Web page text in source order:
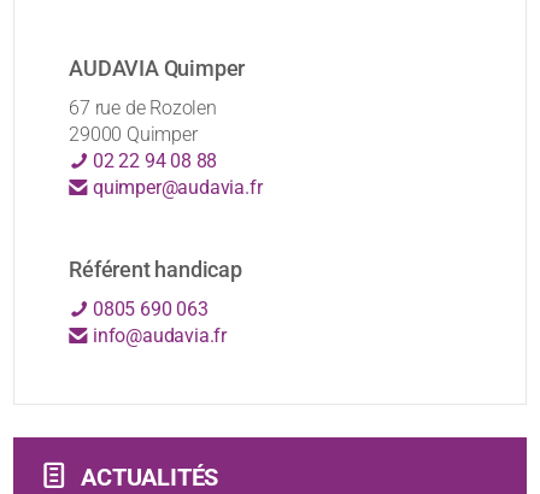
AUDAVIA Quimper
67 rue de Rozolen
29000 Quimper
02 22 94 08 88
quimper@audavia.fr
Référent handicap
0805 690 063
info@audavia.fr
ACTUALITÉS